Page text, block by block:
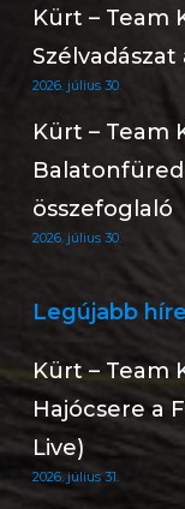
Kürt – Team
2026. július 30.
Kürt – Team
összefoglaló
2026. július 30.
Legújabb
Kürt – Team
Hajócsere a
Live)
2026. július 31.